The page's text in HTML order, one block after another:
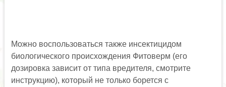
Можно воспользоваться также инсектицидом
биологического происхождения Фитоверм (его
дозировка зависит от типа вредителя, смотрите
инструкцию), который не только борется с